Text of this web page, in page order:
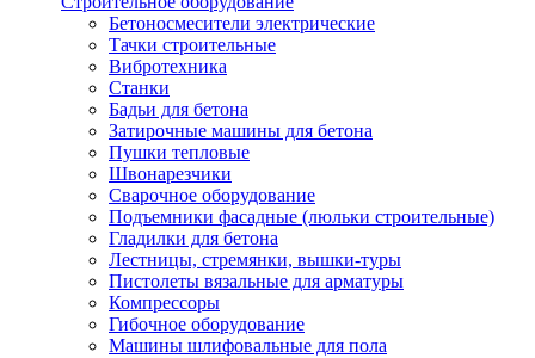
Бетоносмесители электрические
Тачки строительные
Вибротехника
Станки
Бадьи для бетона
Затирочные машины для бетона
Пушки тепловые
Швонарезчики
Сварочное оборудование
Подъемники фасадные (люльки строительные)
Гладилки для бетона
Лестницы, стремянки, вышки-туры
Пистолеты вязальные для арматуры
Компрессоры
Гибочное оборудование
Машины шлифовальные для пола